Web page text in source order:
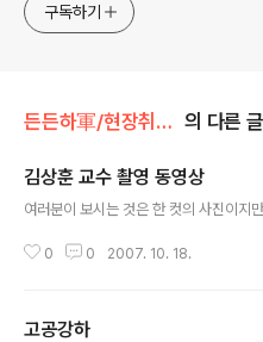
구독하기
든든하軍/현장취재 365 의 다른 글
김상훈 교수 촬영 동영상
여러분이 보시는 것은 한 컷의 사진이지
0 0 2007. 10. 18.
고공강하